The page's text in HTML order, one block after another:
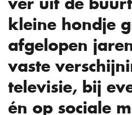
kleine hondje
afgelopen
vaste
televisie, bij
én op sociale